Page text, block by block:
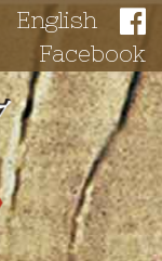
English
Facebook